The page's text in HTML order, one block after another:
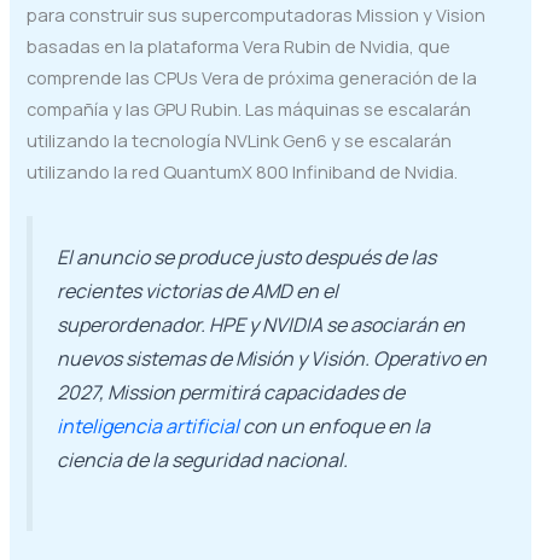
para construir sus supercomputadoras Mission y Vision
basadas en la plataforma Vera Rubin de Nvidia, que
comprende las CPUs Vera de próxima generación de la
compañía y las GPU Rubin. Las máquinas se escalarán
utilizando la tecnología NVLink Gen6 y se escalarán
utilizando la red QuantumX 800 Infiniband de Nvidia.
El anuncio se produce justo después de las
recientes victorias de AMD en el
superordenador. HPE y NVIDIA se asociarán en
nuevos sistemas de Misión y Visión. Operativo en
2027, Mission permitirá capacidades de
inteligencia artificialcon un enfoque en la
ciencia de la seguridad nacional.